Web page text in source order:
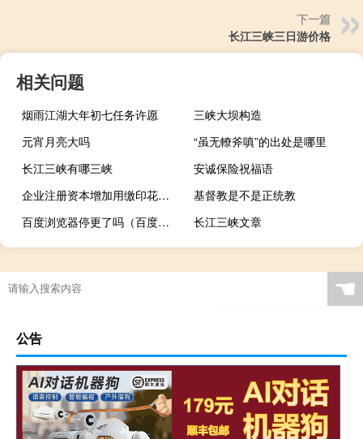
下一篇
长江三峡三日游价格
相关问题
烟雨江湖大年初七任务许愿
三峡大坝构造
元宵月亮大吗
“虽无轑斧嗔”的出处是哪里
长江三峡有哪三峡
安诚保险祝福语
企业注册资本增加用缴印花税吗
基督教是不是正统教
百度浏览器停更了吗（百度浏览器停更）
长江三峡文章
☚
公告